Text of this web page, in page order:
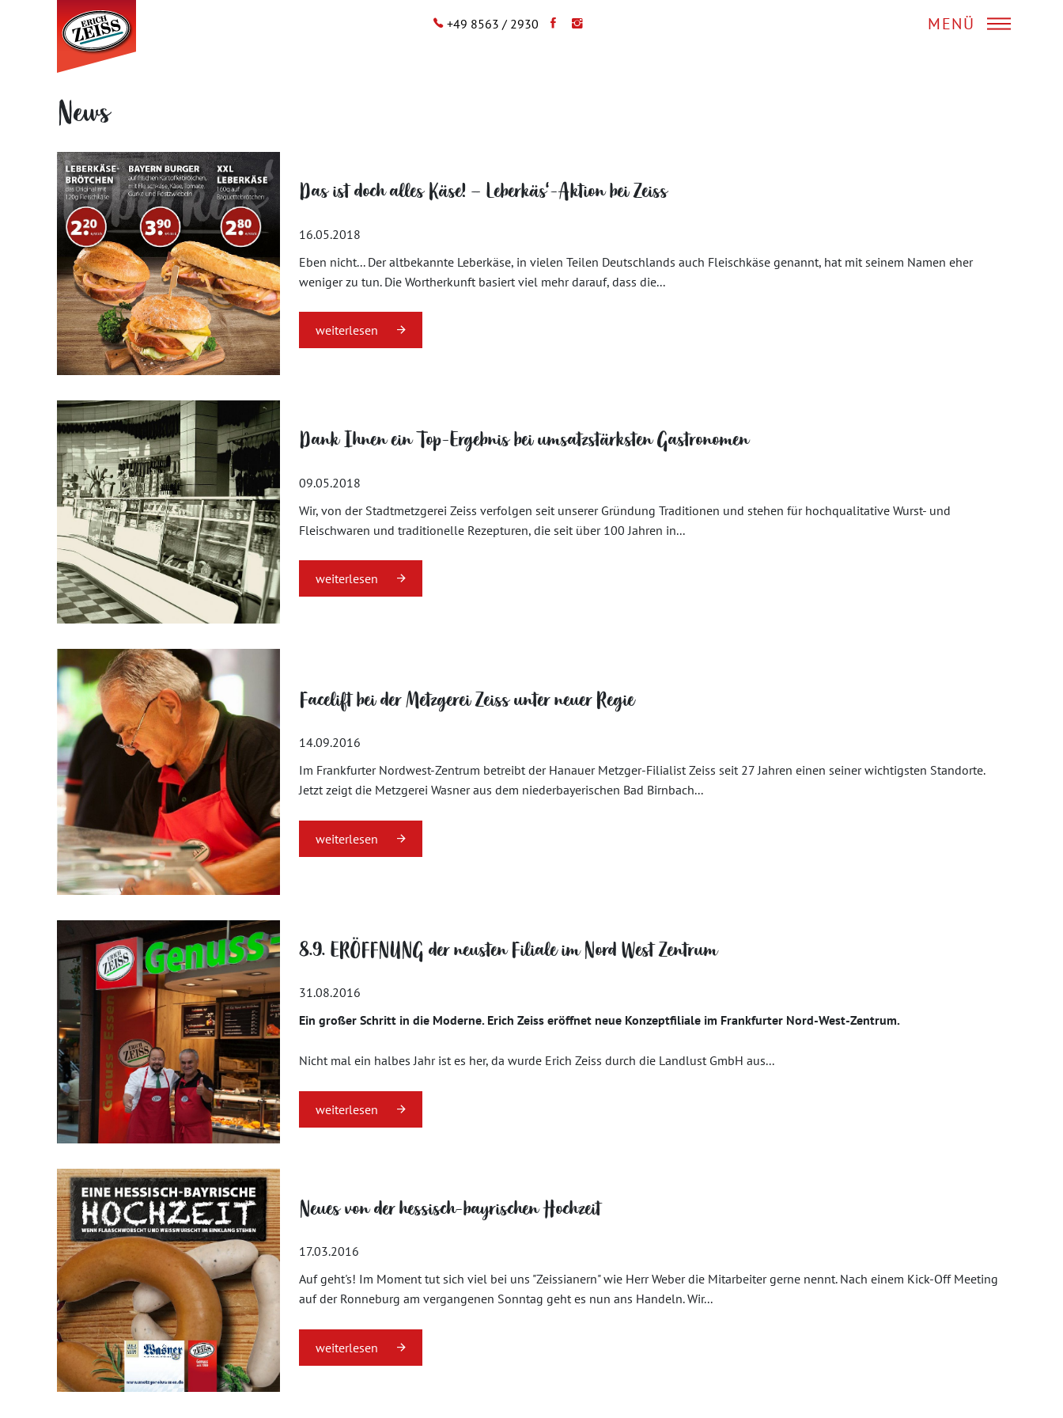
+49 8563 / 2930 MENÜ
News
Das ist doch alles Käse! – Leberkäs‘-Aktion bei Zeiss
16.05.2018
Eben nicht... Der altbekannte Leberkäse, in vielen Teilen Deutschlands auch Fleischkäse genannt, hat mit seinem Namen eher
weniger zu tun. Die Wortherkunft basiert viel mehr darauf, dass die...
weiterlesen
Dank Ihnen ein Top-Ergebnis bei umsatzstärksten Gastronomen
09.05.2018
Wir, von der Stadtmetzgerei Zeiss verfolgen seit unserer Gründung Traditionen und stehen für hochqualitative Wurst- und
Fleischwaren und traditionelle Rezepturen, die seit über 100 Jahren in...
weiterlesen
Facelift bei der Metzgerei Zeiss unter neuer Regie
14.09.2016
Im Frankfurter Nordwest-Zentrum betreibt der Hanauer Metzger-Filialist Zeiss seit 27 Jahren einen seiner wichtigsten Standorte.
Jetzt zeigt die Metzgerei Wasner aus dem niederbayerischen Bad Birnbach...
weiterlesen
8.9. ERÖFFNUNG der neusten Filiale im Nord West Zentrum
31.08.2016
Ein großer Schritt in die Moderne. Erich Zeiss eröffnet neue Konzeptfiliale im Frankfurter Nord-West-Zentrum.
Nicht mal ein halbes Jahr ist es her, da wurde Erich Zeiss durch die Landlust GmbH aus...
weiterlesen
Neues von der hessisch-bayrischen Hochzeit
17.03.2016
Auf geht's! Im Moment tut sich viel bei uns "Zeissianern" wie Herr Weber die Mitarbeiter gerne nennt. Nach einem Kick-Off Meeting
auf der Ronneburg am vergangenen Sonntag geht es nun ans Handeln. Wir...
weiterlesen